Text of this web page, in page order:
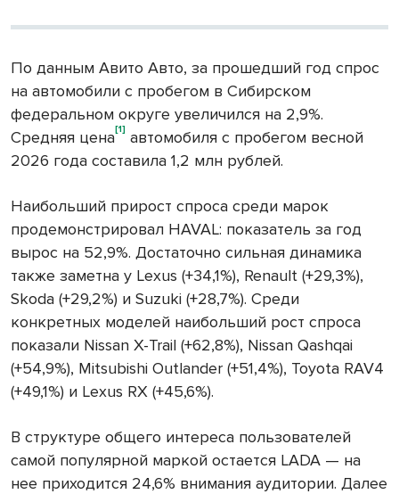
По данным Авито Авто, за прошедший год спрос
на автомобили с пробегом в Сибирском
федеральном округе увеличился на 2,9%.
Средняя цена[1] автомобиля с пробегом весной
2026 года составила 1,2 млн рублей.
Наибольший прирост спроса среди марок
продемонстрировал HAVAL: показатель за год
вырос на 52,9%. Достаточно сильная динамика
также заметна у Lexus (+34,1%), Renault (+29,3%),
Skoda (+29,2%) и Suzuki (+28,7%). Среди
конкретных моделей наибольший рост спроса
показали Nissan X-Trail (+62,8%), Nissan Qashqai
(+54,9%), Mitsubishi Outlander (+51,4%), Toyota RAV4
(+49,1%) и Lexus RX (+45,6%).
В структуре общего интереса пользователей
самой популярной маркой остается LADA — на
нее приходится 24,6% внимания аудитории. Далее